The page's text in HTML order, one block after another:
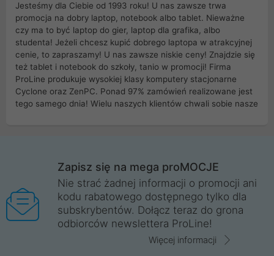
Jesteśmy dla Ciebie od 1993 roku! U nas zawsze trwa
promocja na dobry laptop, notebook albo tablet. Nieważne
czy ma to być laptop do gier, laptop dla grafika, albo
studenta! Jeżeli chcesz kupić dobrego laptopa w atrakcyjnej
cenie, to zapraszamy! U nas zawsze niskie ceny! Znajdzie się
też tablet i notebook do szkoły, tanio w promocji! Firma
ProLine produkuje wysokiej klasy komputery stacjonarne
Cyclone oraz ZenPC. Ponad 97% zamówień realizowane jest
tego samego dnia! Wielu naszych klientów chwali sobie nasze
Wrocław, Poznań, Legnica, Katowice, Gliwice, Kalisz, Bytom,
Trzebnica, Opole. Szybka i profesjonalna obsługa!
ProLine to polska firma ze 100% polskim kapitałem. Działamy
legalnie i płacimy podatki w naszym kraju! Posiadamy siedzibę
główną w Mirkowie oraz salony na terenie kraju. Cała
komunikacja ze sklepem komputerowym ProLine jest
Zapisz się na mega proMOCJE
Nie strać żadnej informacji o promocji ani
kodu rabatowego dostępnego tylko dla
subskrybentów. Dołącz teraz do grona
odbiorców newslettera ProLine!
Więcej informacji